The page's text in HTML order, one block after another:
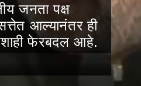
जनता पक्ष
आल्यानंतर ही
फेरबदल आहे.